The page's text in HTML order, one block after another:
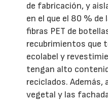
de fabricación, y
en el que el 80 % de
fibras PET de
recubrimientos que
ecolabel y
tengan alto
reciclados. Además,
vegetal y las